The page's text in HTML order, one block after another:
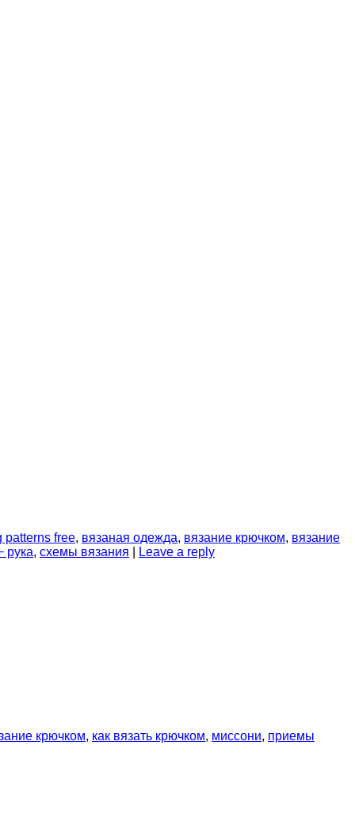
patterns free, вязаная одежда, вязание крючком, вязание
рука, схемы вязания
Leave a reply
крючком, как вязать крючком, миссони, приемы